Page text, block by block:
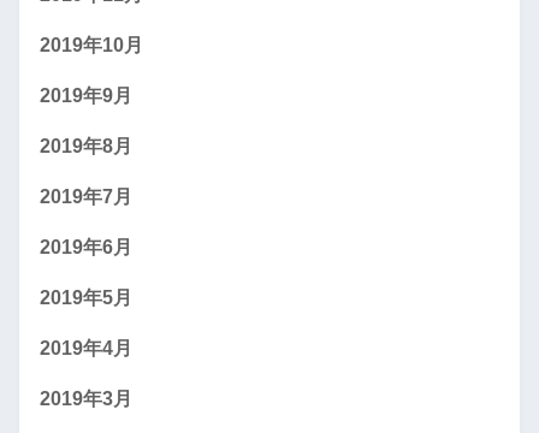
2019年10月
2019年9月
2019年8月
2019年7月
2019年6月
2019年5月
2019年4月
2019年3月